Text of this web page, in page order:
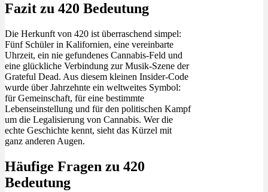
Fazit zu 420 Bedeutung
Die Herkunft von 420 ist überraschend simpel:
Fünf Schüler in Kalifornien, eine vereinbarte
Uhrzeit, ein nie gefundenes Cannabis-Feld und
eine glückliche Verbindung zur Musik-Szene der
Grateful Dead. Aus diesem kleinen Insider-Code
wurde über Jahrzehnte ein weltweites Symbol:
für Gemeinschaft, für eine bestimmte
Lebenseinstellung und für den politischen Kampf
um die Legalisierung von Cannabis. Wer die
echte Geschichte kennt, sieht das Kürzel mit
ganz anderen Augen.
Häufige Fragen zu 420
Bedeutung